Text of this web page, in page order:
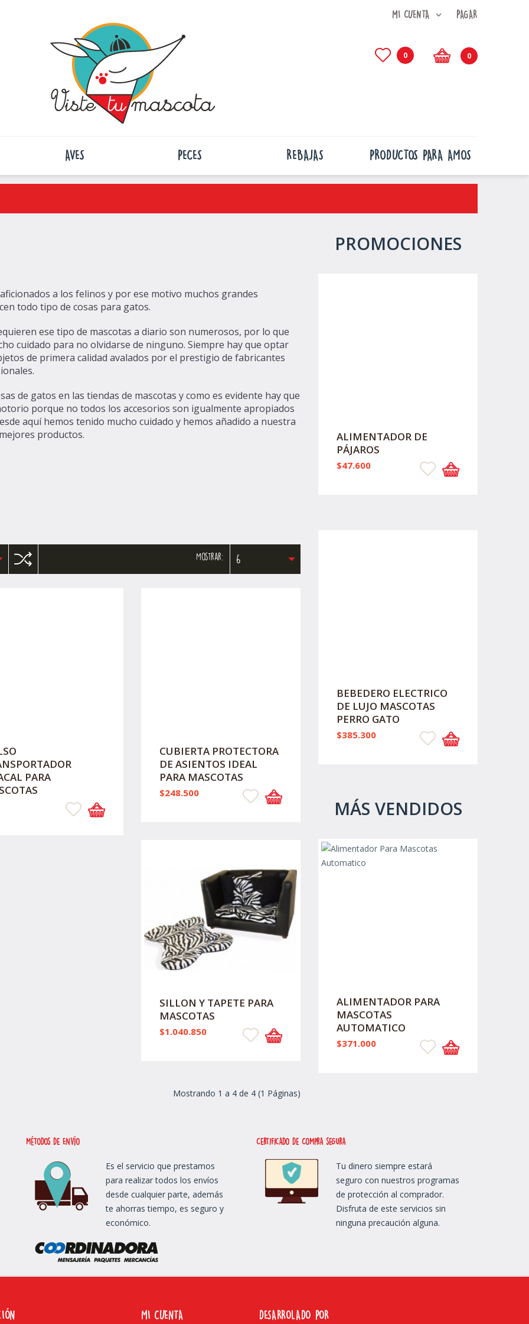
MI CUENTA PAGAR
0
0
AVES PECES REBAJAS PRODUCTOS PARA AMOS
a los felinos y por ese motivo muchos grandes
todo tipo de cosas para gatos.
ese tipo de mascotas a diario son numerosos, por lo que
cuidado para no olvidarse de ninguno. Siempre hay que optar
de primera calidad avalados por el prestigio de fabricantes
de gatos en las tiendas de mascotas y como es evidente hay que
porque no todos los accesorios son igualmente apropiados
aquí hemos tenido mucho cuidado y hemos añadido a nuestra
productos.
Mostrar: 6
PARA
CUBIERTA PROTECTORA
DE ASIENTOS IDEAL
PARA MASCOTAS
$248.500
SILLON Y TAPETE PARA
MASCOTAS
$1.040.850
Mostrando 1 a 4 de 4 (1 Páginas)
PROMOCIONES
ALIMENTADOR DE
PÁJAROS
$47.600
BEBEDERO ELECTRICO
DE LUJO MASCOTAS
PERRO GATO
$385.300
MÁS VENDIDOS
ALIMENTADOR PARA
MASCOTAS
AUTOMATICO
$371.000
métodos de Envío
Es el servicio que prestamos
para realizar todos los envíos
desde cualquier parte, además
te ahorras tiempo, es seguro y
económico.
Certificado de Compra segura
Tu dinero siempre estará
seguro con nuestros programas
de protección al comprador.
Disfruta de este servicios sin
ninguna precaución alguna.
MI CUENTA DESARROLADO POR